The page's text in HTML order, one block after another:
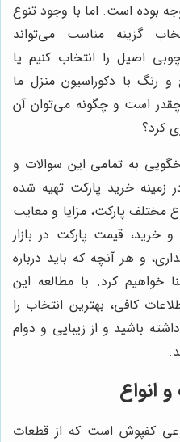
بوده است. اما با وجود تنوع
گزینه مناسب می‌تواند
اصیل را انتخاب کنیم یا
رنگ با دکوراسیون منزل ما
است و چگونه می‌توان آن
کرد؟
به تمامی این سوالات و
زمینه خرید پارکت تهیه شده
مختلف پارکت، مزایا و معایب
خرید، قیمت پارکت در بازار
و هر آنچه که باید درباره
خواهیم کرد. با مطالعه این
کافی، بهترین انتخاب را
باشید و از زیبایی و دوام
انواع
کفپوش است که از قطعات